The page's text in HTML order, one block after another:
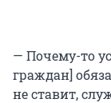
— Почему-то
граждан]
не ставит,